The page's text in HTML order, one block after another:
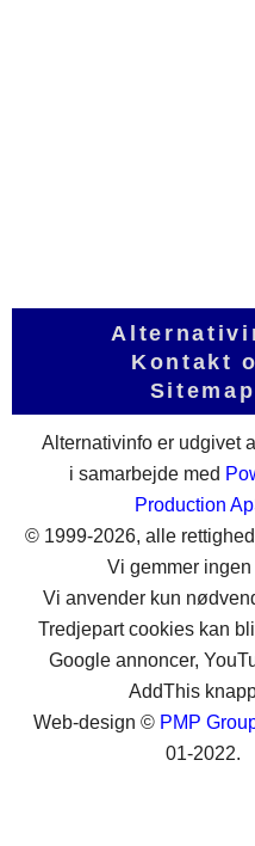
Kontakt
Sitemap
Alternativinfo er udgivet
i samarbejde med
Production
© 1999-2026, alle
Vi gemmer ingen
Vi anvender kun
Tredjepart cookies kan
Google annoncer,
AddThis
Web-design © PMP
01-2022.